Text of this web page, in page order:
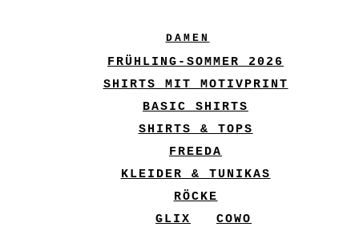
DAMEN
FRÜHLING-SOMMER 2026
SHIRTS MIT MOTIVPRINT
BASIC SHIRTS
SHIRTS & TOPS
FREEDA
KLEIDER & TUNIKAS
RÖCKE
GLIX
COWO